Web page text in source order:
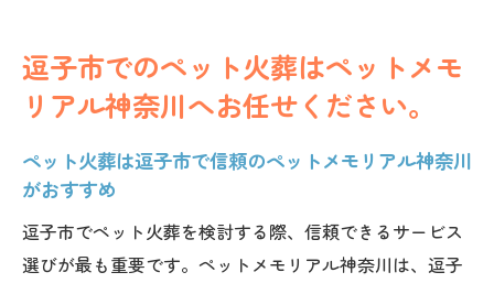
逗子市でのペット火葬はペットメモ
リアル神奈川へお任せください。
ペット火葬は逗子市で信頼のペットメモリアル神奈川
がおすすめ
逗子市でペット火葬を検討する際、信頼できるサービス
選びが最も重要です。ペットメモリアル神奈川は、逗子